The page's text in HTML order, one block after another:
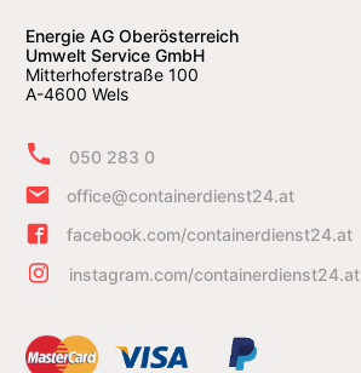
Energie AG Oberösterreich
Umwelt Service GmbH
Mitterhoferstraße 100
A-4600 Wels
050 283 0
office@containerdienst24.at
facebook.com/containerdienst24.at
instagram.com/containerdienst24.at